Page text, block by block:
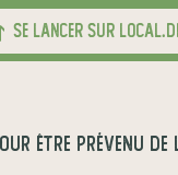
se lancer sur
ÊTRE PRÉVENU